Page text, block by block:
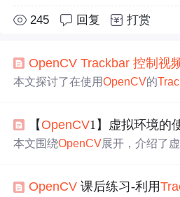
245 回复 打赏
OpenCV Trackbar 控制视
本文探讨了在使用OpenCV的Trac
函数中未正确设置`capture`的当
固定。目前推测是`cvSet
Trackbar
【 OpenCV1】虚拟环境的
本文围绕OpenCV展开，介绍了
用VideoWriter。还提及控制 鼠标
OpenCV 课后练习-利用